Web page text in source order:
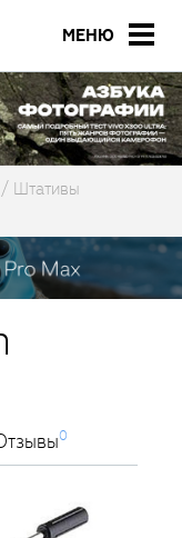
МЕНЮ
Штативы
0